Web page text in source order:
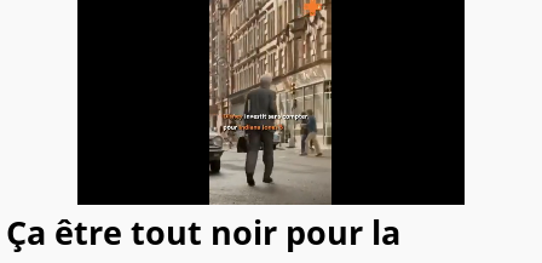
Ça être tout noir pour la